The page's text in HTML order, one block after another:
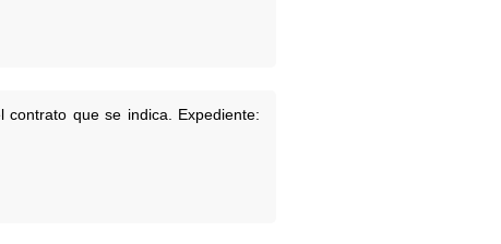
que se indica. Expediente: